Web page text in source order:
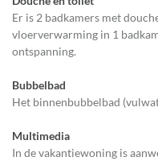
Er is 2 badkamers met
vloerverwarming in 1
ontspanning.
Bubbelbad
Het binnenbubbelbad
Multimedia
In de vakantiewoning is